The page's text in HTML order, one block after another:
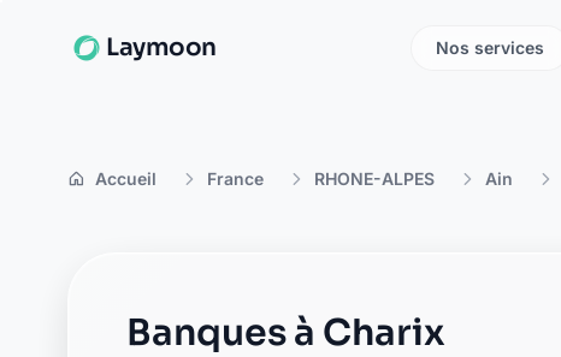
Laymoon Nos services
Accueil France RHONE-ALPES Ain
Banques à Charix